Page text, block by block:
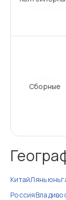
Сборные
Китай
Россия